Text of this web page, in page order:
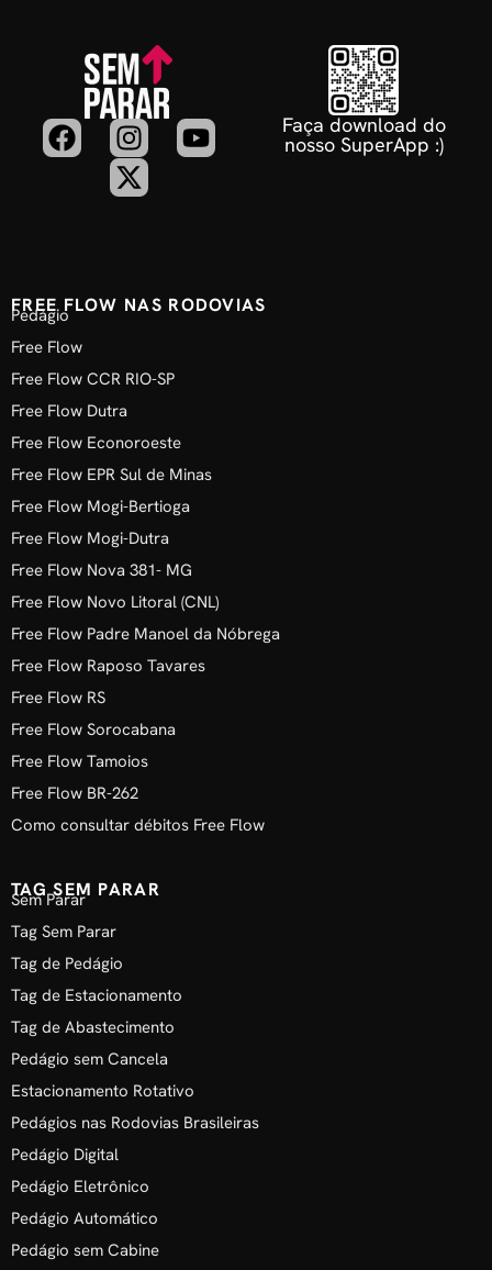
Faça download do
nosso SuperApp :)
FREE FLOW NAS RODOVIAS
Pedágio
Free Flow
Free Flow CCR RIO-SP
Free Flow Dutra
Free Flow Econoroeste
Free Flow EPR Sul de Minas
Free Flow Mogi-Bertioga
Free Flow Mogi-Dutra
Free Flow Nova 381- MG
Free Flow Novo Litoral (CNL)
Free Flow Padre Manoel da Nóbrega
Free Flow Raposo Tavares
Free Flow RS
Free Flow Sorocabana
Free Flow Tamoios
Free Flow BR-262
Como consultar débitos Free Flow
TAG SEM PARAR
Sem Parar
Tag Sem Parar
Tag de Pedágio
Tag de Estacionamento
Tag de Abastecimento
Pedágio sem Cancela
Estacionamento Rotativo
Pedágios nas Rodovias Brasileiras
Pedágio Digital
Pedágio Eletrônico
Pedágio Automático
Pedágio sem Cabine